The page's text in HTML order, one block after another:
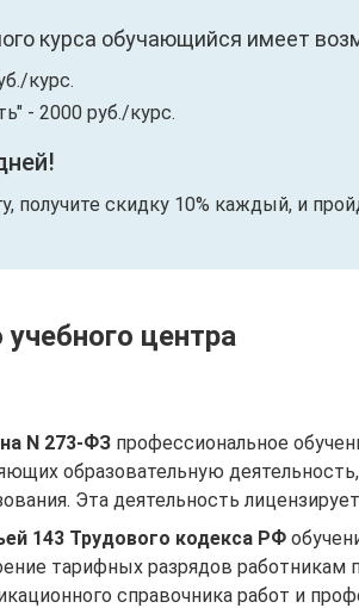
курса обучающийся имеет
курс.
- 2000 руб./курс.
получите скидку 10% каждый, и
центра
N 273-ФЗ профессиональное
образовательную
Эта деятельность
143 Трудового кодекса РФ
тарифных разрядов работникам
справочника работ и